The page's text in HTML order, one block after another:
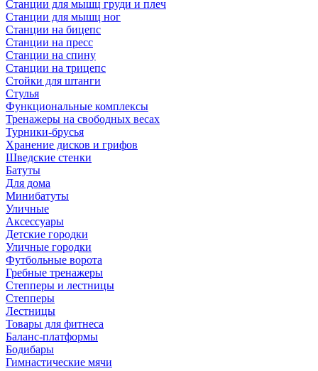
Станции для мышц груди и плеч
Станции для мышц ног
Станции на бицепс
Станции на пресс
Станции на спину
Станции на трицепс
Стойки для штанги
Стулья
Функциональные комплексы
Тренажеры на свободных весах
Турники-брусья
Хранение дисков и грифов
Шведские стенки
Батуты
Для дома
Минибатуты
Уличные
Аксессуары
Детские городки
Уличные городки
Футбольные ворота
Гребные тренажеры
Степперы и лестницы
Степперы
Лестницы
Товары для фитнеса
Баланс-платформы
Бодибары
Гимнастические мячи